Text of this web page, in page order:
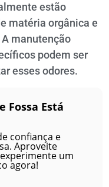
estão
matéria orgânica e
manutenção
podem ser
esses odores.
Fossa Está
confiança e
Aproveite
um
agora!